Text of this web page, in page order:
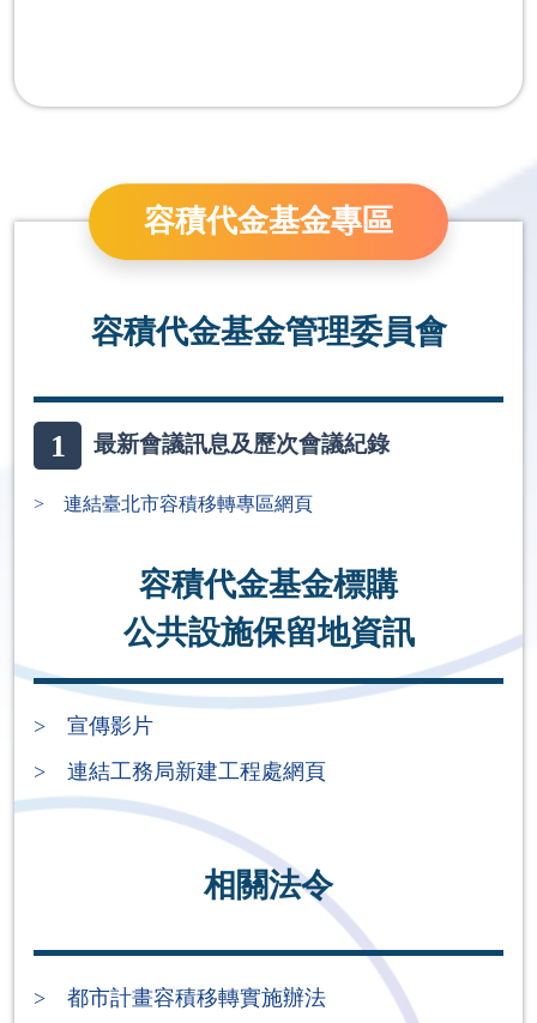
容積代金基金專區
容積代金基金管理委員會
1 最新會議訊息及歷次會議紀錄
> 連結臺北市容積移轉專區網頁
容積代金基金標購
公共設施保留地資訊
> 宣傳影片
> 連結工務局新建工程處網頁
相關法令
> 都市計畫容積移轉實施辦法